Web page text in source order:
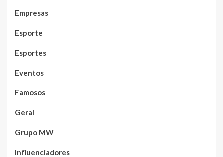
Empresas
Esporte
Esportes
Eventos
Famosos
Geral
Grupo MW
Influenciadores